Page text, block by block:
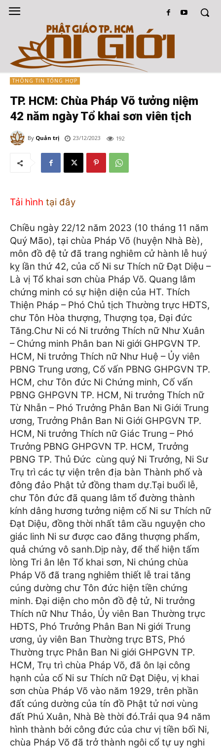
THÔNG TIN TỔNG HỢP
TP. HCM: Chùa Pháp Võ tưởng niệm
42 năm ngày Tổ khai sơn viên tịch
By Quản trị 23/12/2023 192
Tải hình tại đây
Chiều ngày 22/12 năm 2023 (10 tháng 11 năm
Quý Mão), tại chùa Pháp Võ (huyện Nhà Bè),
môn đồ đệ tử đã trang nghiêm cử hành lễ huý
kỵ lần thứ 42, của cố Ni sư Thích nữ Đạt Diệu –
Là vị Tổ khai sơn chùa Pháp Võ. Quang lâm
chứng minh có sự hiện diện của HT. Thích
Thiện Pháp – Phó Chủ tịch Thường trực HĐTS,
chư Tôn Hòa thượng, Thượng tọa, Đại đức
Tăng.Chư Ni có Ni trưởng Thích nữ Như Xuân
– Chứng minh Phân ban Ni giới GHPGVN TP.
HCM, Ni trưởng Thích nữ Như Huệ – Ủy viên
PBNG Trung ương, Cố vấn PBNG GHPGVN TP.
HCM, chư Tôn đức Ni Chứng minh, Cố vấn
PBNG GHPGVN TP. HCM, Ni trưởng Thích nữ
Từ Nhẫn – Phó Trưởng Phân Ban Ni Giới Trung
ương, Trưởng Phân Ban Ni Giới GHPGVN TP.
HCM, Ni trưởng Thích nữ Giác Trung – Phó
Trưởng PBNG GHPGVN TP. HCM, Trưởng
PBNG TP. Thủ Đức cùng quý Ni Trưởng, Ni Sư
Trụ trì các tự viện trên địa bàn Thành phố và
đông đảo Phật tử đồng tham dự.Tại buổi lễ,
chư Tôn đức đã quang lâm tổ đường thành
kính dâng hương tưởng niệm cố Ni sư Thích nữ
Đạt Diệu, đồng thời nhất tâm cầu nguyện cho
giác linh Ni sư được cao đăng thượng phẩm,
quả chứng vô sanh.Dịp này, để thể hiện tấm
lòng Tri ân lên Tổ khai sơn, Ni chúng chùa
Pháp Võ đã trang nghiêm thiết lễ trai tăng
cúng dường chư Tôn đức hiện tiền chứng
minh.Đại diện cho môn đồ đệ tử, Ni trưởng
Thích nữ Như Thảo, Ủy viên Ban Thường trực
HĐTS, Phó Trưởng Phân Ban Ni giới Trung
ương, ủy viên Ban Thường trực BTS, Phó
Thường trực Phân Ban Ni giới GHPGVN TP.
HCM, Trụ trì chùa Pháp Võ, đã ôn lại công
hạnh của cố Ni sư Thích nữ Đạt Diệu, vị khai
sơn chùa Pháp Võ vào năm 1929, trên phần
đất cúng dường của tín đồ Phật tử nơi vùng
đất Phú Xuân, Nhà Bè thời đó.Trải qua 94 năm
hình thành bởi công đức của chư vị tiền bối Ni,
chùa Pháp Võ đã trở thành ngôi cổ tự uy nghi